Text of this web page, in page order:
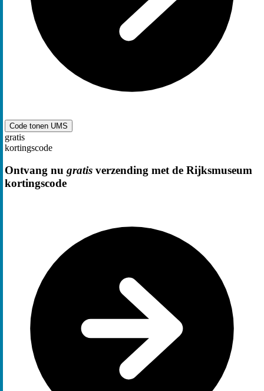
Code tonen UMS
gratis
kortingscode
Ontvang nu gratis verzending met de Rijksmuseum
kortingscode